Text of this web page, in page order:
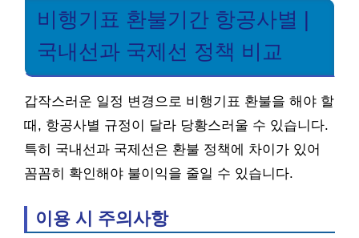
비행기표 환불기간 항공사별 |
국내선과 국제선 정책 비교
갑작스러운 일정 변경으로 비행기표 환불을 해야 할
때, 항공사별 규정이 달라 당황스러울 수 있습니다.
특히 국내선과 국제선은 환불 정책에 차이가 있어
꼼꼼히 확인해야 불이익을 줄일 수 있습니다.
이용 시 주의사항